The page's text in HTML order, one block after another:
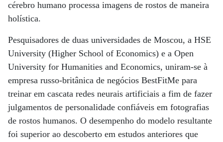
cérebro humano processa imagens de rostos de maneira
holística.
Pesquisadores de duas universidades de Moscou, a HSE
University (Higher School of Economics) e a Open
University for Humanities and Economics, uniram-se à
empresa russo-britânica de negócios BestFitMe para
treinar em cascata redes neurais artificiais a fim de fazer
julgamentos de personalidade confiáveis em fotografias
de rostos humanos. O desempenho do modelo resultante
foi superior ao descoberto em estudos anteriores que